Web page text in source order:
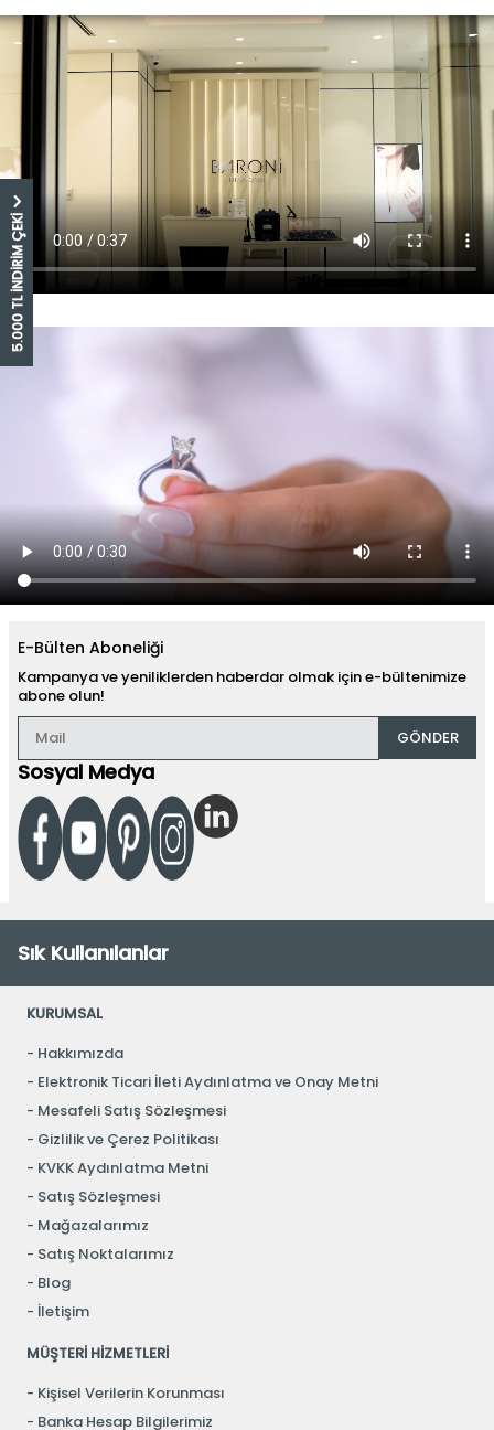
5.000 TL İNDİRİM ÇEKİ
E-Bülten Aboneliği
Kampanya ve yeniliklerden haberdar olmak için e-bültenimize
abone olun!
GÖNDER
Sosyal Medya
Sık Kullanılanlar
KURUMSAL
Hakkımızda
Elektronik Ticari İleti Aydınlatma ve Onay Metni
Mesafeli Satış Sözleşmesi
Gizlilik ve Çerez Politikası
KVKK Aydınlatma Metni
Satış Sözleşmesi
Mağazalarımız
Satış Noktalarımız
Blog
İletişim
MÜŞTERİ HİZMETLERİ
Kişisel Verilerin Korunması
Banka Hesap Bilgilerimiz